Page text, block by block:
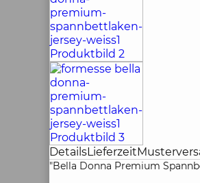
DetailsLieferzeit
"Bella Donna Premium